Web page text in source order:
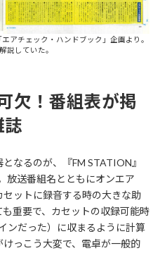
アチェック・ハンドブック」企画より。
説していた。
欠！番組表が掲
誌
なるのが、『FM STATION』
放送番組名とともにオンエア
ットに録音する時の大きな助
重要で、カセットの収録可能時
ンだった）に収まるように計算
っこう大変で、電卓が一般的